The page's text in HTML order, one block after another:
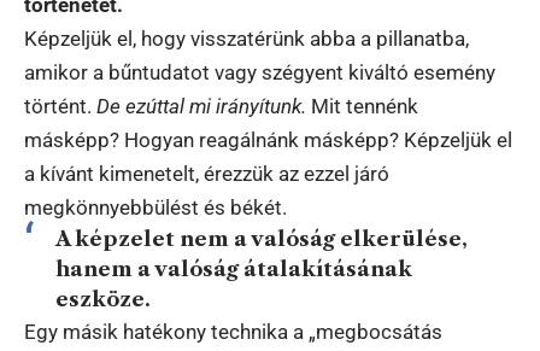
Képzeljük el, hogy visszatérünk abba a pillanatba,
amikor a bűntudatot vagy szégyent kiváltó esemény
történt. De ezúttal mi irányítunk. Mit tennénk
másképp? Hogyan reagálnánk másképp? Képzeljük el
a kívánt kimenetelt, érezzük az ezzel járó
megkönnyebbülést és békét.
A képzelet nem a valóság elkerülése,
hanem a valóság átalakításának
eszköze.
Egy másik hatékony technika a „megbocsátás